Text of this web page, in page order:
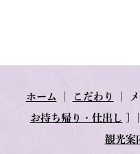
ホーム こだわり
お持ち帰り・仕出し
観光案